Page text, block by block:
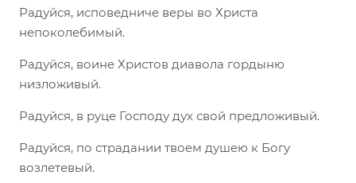
Радуйся, исповедниче веры во Христа
непоколебимый.
Радуйся, воине Христов диавола гордыню
низложивый.
Радуйся, в руце Господу дух свой предложивый.
Радуйся, по страдании твоем душею к Богу
возлетевый.